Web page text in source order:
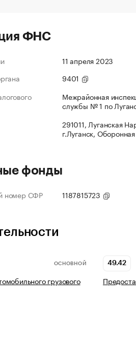
ФНС
11 апреля 2023
9401
Межрайонная
службы № 1 по
291011, Луганская
г.Луганск,
фонды
номер СФР 1187815723
ОСНОВНОЙ
грузового
49.42